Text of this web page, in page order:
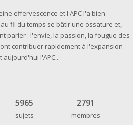
effervescence et l'APC l'a bien
fil du temps se bâtir une ossature et,
parler : l'envie, la passion, la fougue des
contribuer rapidement à l'expansion
l'APC...
5965
sujets
2791
membres